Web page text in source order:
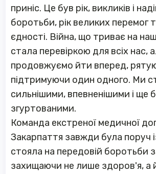
приніс. Це був рік, викликів і
боротьби, рік великих перемог
єдності. Війна, що триває на
стала перевіркою для всіх нас,
продовжуємо йти вперед,
підтримуючи один одного. Ми
сильнішими, впевненішими і ще
згуртованими.
Команда екстреної медичної
Закарпаття завжди була поруч
стояла на передовій боротьби
захищаючи не лише здоров'я, а